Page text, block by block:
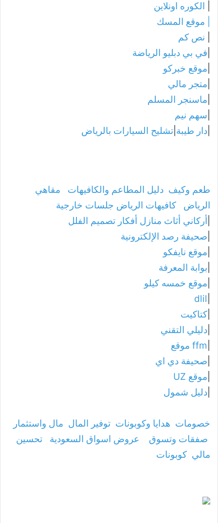
الكوره اونلاين
موقع المسك
نص كم
في بي دبليو الرياضة
موقع خبركو
متجر مالي
ماسنجر المسلم
سهم نيم
دار طيبة تشليح السيارات بالرياض
طعم وكيف دليل المطاعم والكافيهات
مقاهي
الرياض
كافيهات الرياض جلسات خارجية
أركاني أثاث منازل أفكار تصميم الفلل
صحيفة رصد الإلكترونية
موقع نايفكو
بوابة المعرفة
موقع خمسه كيلو
dlil
كتاكيت
دليلي التقني
ffm موقع
صحيفة دي اي
موقع UZ
دليل شمول
خصومات هدايا وكوبونات توفير المال مال واستثمار
صفقات وتسوق
عروض اسواق السعودية
تحسين
مالي كوبونات